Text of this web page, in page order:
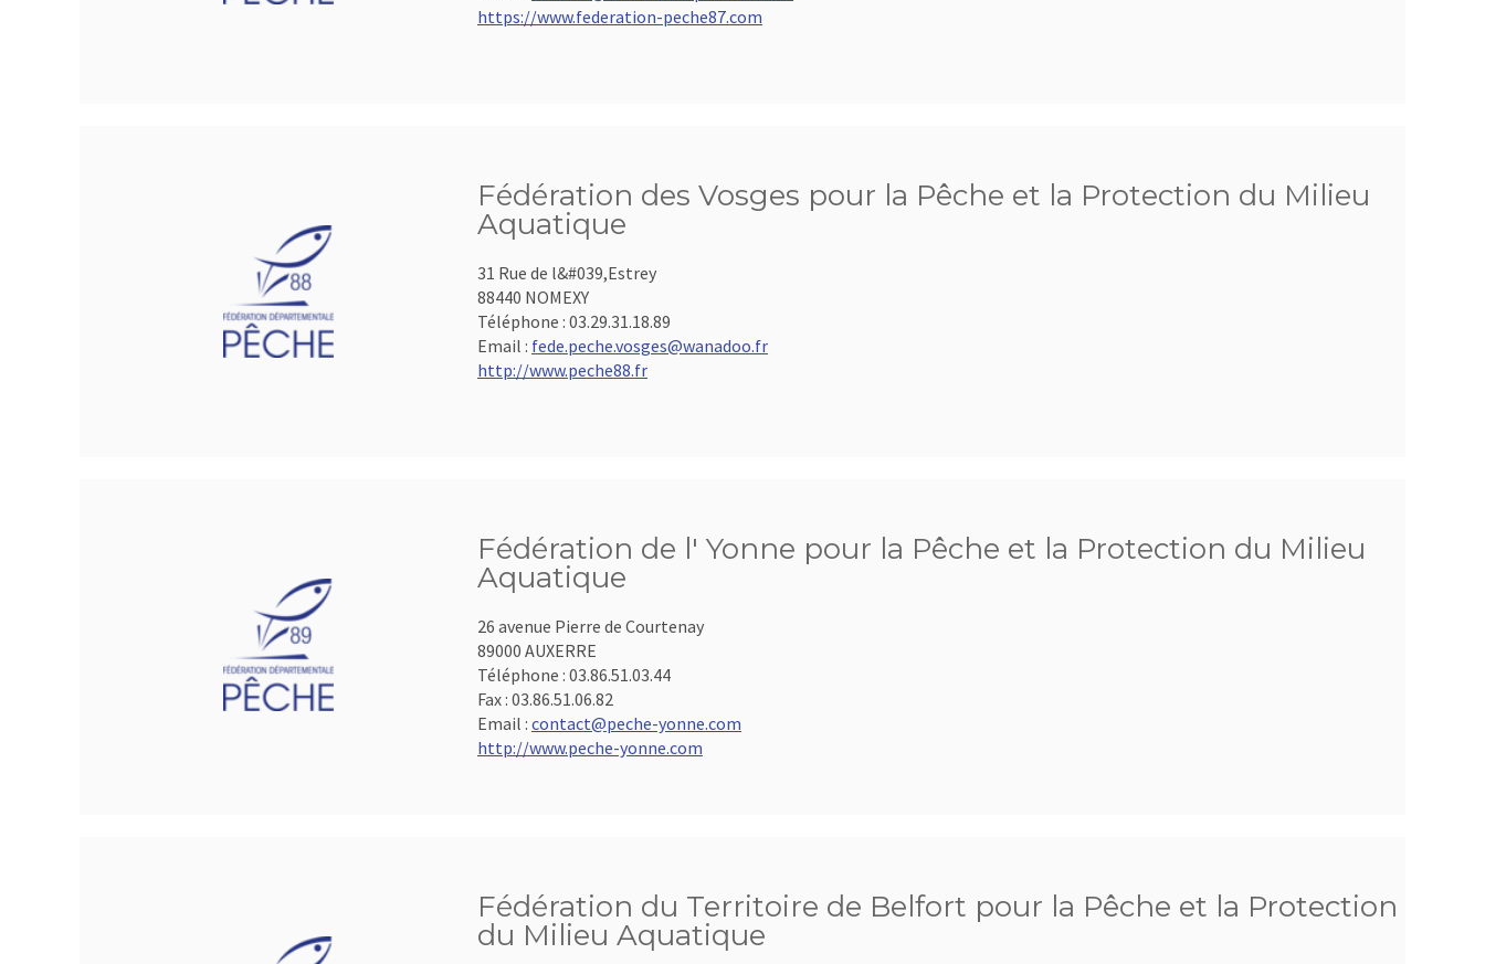
https://www.federation-peche87.com
Fédération des Vosges pour la Pêche et la Protection du Milieu
Aquatique
31 Rue de l&#039,Estrey
88440 NOMEXY
Téléphone : 03.29.31.18.89
Email : fede.peche.vosges@wanadoo.fr
http://www.peche88.fr
Fédération de l' Yonne pour la Pêche et la Protection du Milieu
Aquatique
26 avenue Pierre de Courtenay
89000 AUXERRE
Téléphone : 03.86.51.03.44
Fax : 03.86.51.06.82
Email : contact@peche-yonne.com
http://www.peche-yonne.com
Fédération du Territoire de Belfort pour la Pêche et la Protection
du Milieu Aquatique